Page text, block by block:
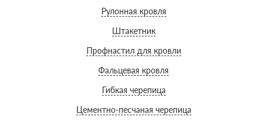
Рулонная кровля
Штакетник
Профнастил для кровли
Фальцевая кровля
Гибкая черепица
Цементно-песчаная черепица